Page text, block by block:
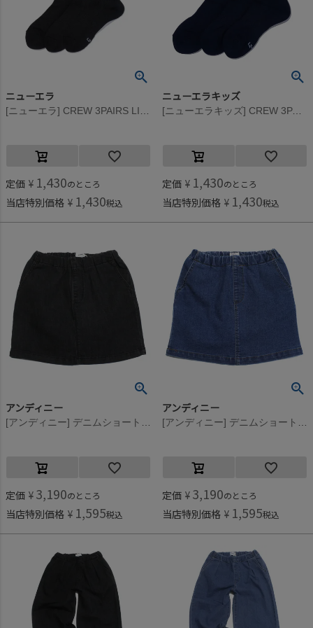
ニューエラ
[ニューエラ] CREW 3PAIRS LINE SOCKS(BLACK) ブラック
定価 ¥ 1,430のところ
当店特別価格 ¥ 1,430税込
ニューエラキッズ
[ニューエラキッズ] CREW 3PAIRS LINE SOCKS(NAVY) ネイビー
定価 ¥ 1,430のところ
当店特別価格 ¥ 1,430税込
アンディニー
[アンディニー] デニムショートスカート ブラック(BK)
定価 ¥ 3,190のところ
当店特別価格 ¥ 1,595税込
アンディニー
[アンディニー] デニムショートスカート ブルー(BL)
定価 ¥ 3,190のところ
当店特別価格 ¥ 1,595税込